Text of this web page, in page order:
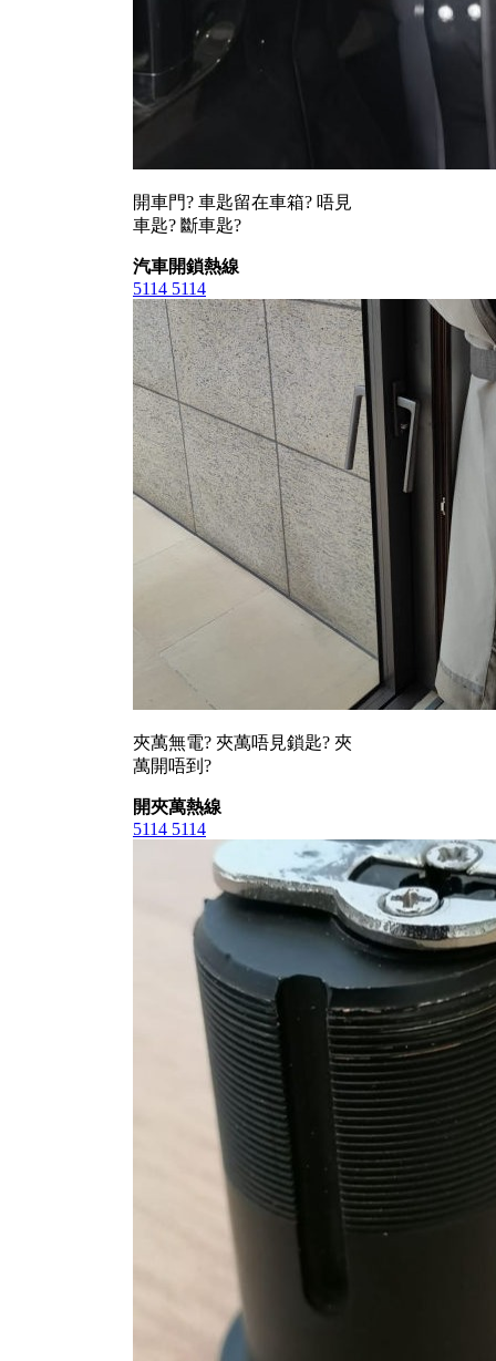
開車門? 車匙留在車箱? 唔見
車匙? 斷車匙?
汽車開鎖熱線
5114 5114
夾萬無電? 夾萬唔見鎖匙? 夾
萬開唔到?
開夾萬熱線
5114 5114